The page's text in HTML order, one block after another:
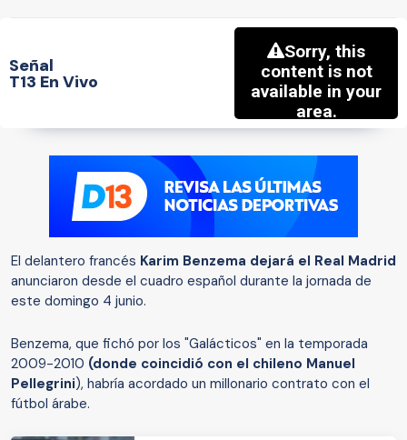
Señal
T13 En Vivo
El delantero francés Karim Benzema dejará el Real Madrid
anunciaron desde el cuadro español durante la jornada de
este domingo 4 junio.
Benzema, que fichó por los "Galácticos" en la temporada
2009-2010 (donde coincidió con el chileno Manuel
Pellegrini), habría acordado un millonario contrato con el
fútbol árabe.